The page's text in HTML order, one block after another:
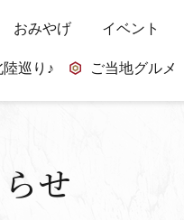
おみやげ イベント
巡り♪ ご当地グルメ
せ